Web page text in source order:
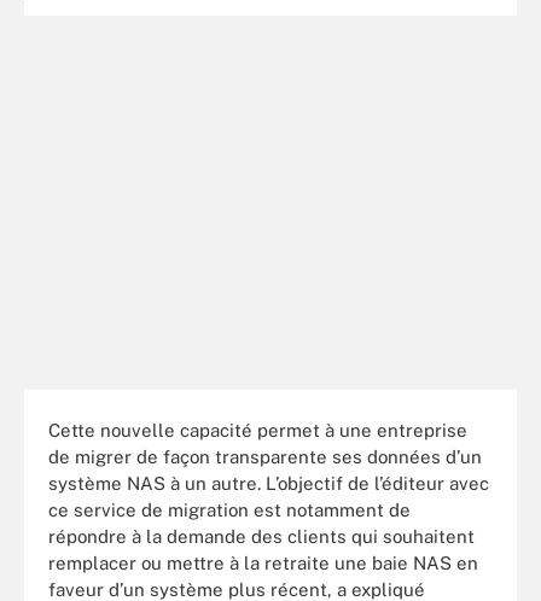
Cette nouvelle capacité permet à une entreprise
de migrer de façon transparente ses données d’un
système NAS à un autre. L’objectif de l’éditeur avec
ce service de migration est notamment de
répondre à la demande des clients qui souhaitent
remplacer ou mettre à la retraite une baie NAS en
faveur d’un système plus récent, a expliqué